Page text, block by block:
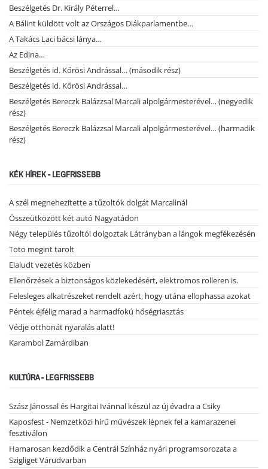
Beszélgetés Dr. Király Péterrel…
A Bálint küldött volt az Országos Diákparlamentbe…
A Takács Laci bácsi lánya…
Az Edina…
Beszélgetés id. Kőrösi Andrással… (második rész)
Beszélgetés id. Kőrösi Andrással…
Beszélgetés Bereczk Balázzsal Marcali alpolgármesterével… (negyedik
rész)
Beszélgetés Bereczk Balázzsal Marcali alpolgármesterével… (harmadik
rész)
KÉK HÍREK - LEGFRISSEBB
A szél megnehezítette a tűzoltók dolgát Marcalinál
Összeütközött két autó Nagyatádon
Négy település tűzoltói dolgoztak Látrányban a lángok megfékezésén
Toto megint tarolt
Elaludt vezetés közben
Ellenőrzések a biztonságos közlekedésért, elektromos rolleren is.
Felesleges alkatrészeket rendelt azért, hogy utána ellophassa azokat
Péntek éjfélig marad a harmadfokú hőségriasztás
Védje otthonát nyaralás alatt!
Karambol Zamárdiban
KULTÚRA - LEGFRISSEBB
Szász Jánossal és Hargitai Ivánnal készül az új évadra a Csiky
Kaposfest - Nemzetközi hírű művészek lépnek fel a kamarazenei
fesztiválon
Hamarosan kezdődik a Centrál Színház nyári programsorozata a
Szigliget Várudvarban